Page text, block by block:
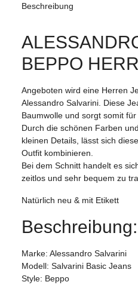
Beschreibung
BEPPO
Angeboten wird eine Herren
Alessandro Salvarini. Diese
Baumwolle und sorgt somit
Durch die schönen Farben
kleinen Details, lässt sich
Outfit kombinieren.
Bei dem Schnitt handelt es
zeitlos und sehr bequem zu
Natürlich neu & mit Etikett
Beschreibung:
Marke: Alessandro Salvarini
Modell: Salvarini Basic Jeans
Style: Beppo